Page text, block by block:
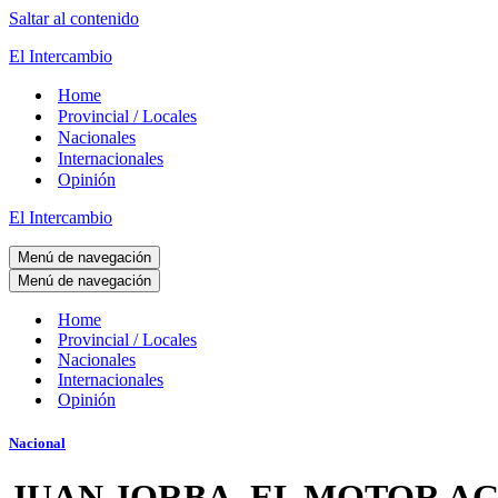
Saltar al contenido
El Intercambio
Home
Provincial / Locales
Nacionales
Internacionales
Opinión
El Intercambio
Menú de navegación
Menú de navegación
Home
Provincial / Locales
Nacionales
Internacionales
Opinión
Nacional